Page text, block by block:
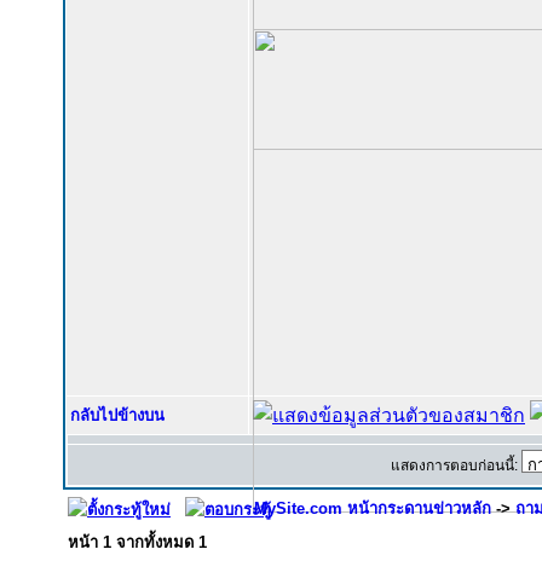
กลับไปข้างบน
แสดงการตอบก่อนนี้:
MySite.com หน้ากระดานข่าวหลัก->ถา
หน้า 1 จากทั้งหมด 1